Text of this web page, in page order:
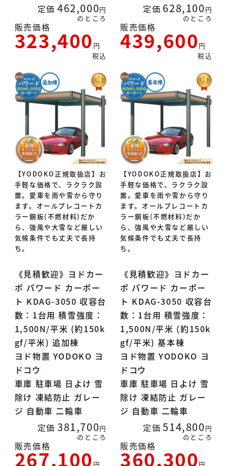
定価 462,000
のところ
販売価格
323,400
税込
定価 628,100
のところ
販売価格
439,600
税込
【YODOKO正規取扱店】お
手軽な価格で、ラクラク設
置。愛車を雨や雪から守り
ます。オールプレコートカ
ラー鋼板(不燃材料)だか
ら、強風や大雪など厳しい
気候条件でも丈夫で長持
ち。
《見積歓迎》ヨドカー
ポ パワード カーポー
ト KDAG-3050 収容台
数：1台用 積雪強度：
1,500N/平米 (約150k
gf/平米) 追加棟
ヨド物置 YODOKO ヨ
ドコウ
車庫 駐車場 日よけ 雪
除け 凍結防止 ガレー
ジ 自動車 二輪車
定価 381,700
のところ
販売価格
267,100
【YODOKO正規取扱店】お
手軽な価格で、ラクラク設
置。愛車を雨や雪から守り
ます。オールプレコートカ
ラー鋼板(不燃材料)だか
ら、強風や大雪など厳しい
気候条件でも丈夫で長持
ち。
《見積歓迎》ヨドカー
ポ パワード カーポー
ト KDAG-3050 収容台
数：1台用 積雪強度：
1,500N/平米 (約150k
gf/平米) 基本棟
ヨド物置 YODOKO ヨ
ドコウ
車庫 駐車場 日よけ 雪
除け 凍結防止 ガレー
ジ 自動車 二輪車
定価 514,800
のところ
販売価格
360,300